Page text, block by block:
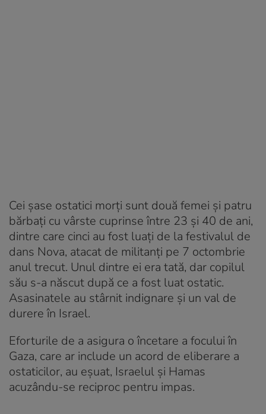
Cei şase ostatici morţi sunt două femei şi patru
bărbaţi cu vârste cuprinse între 23 şi 40 de ani,
dintre care cinci au fost luaţi de la festivalul de
dans Nova, atacat de militanţi pe 7 octombrie
anul trecut. Unul dintre ei era tată, dar copilul
său s-a născut după ce a fost luat ostatic.
Asasinatele au stârnit indignare şi un val de
durere în Israel.
Eforturile de a asigura o încetare a focului în
Gaza, care ar include un acord de eliberare a
ostaticilor, au eşuat, Israelul şi Hamas
acuzându-se reciproc pentru impas.